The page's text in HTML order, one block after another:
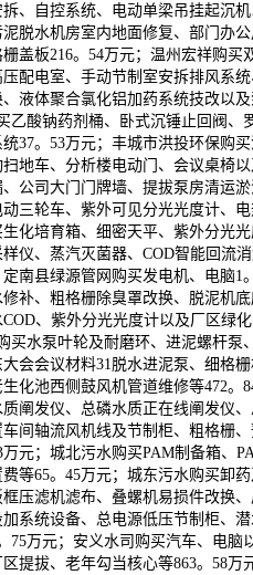
、自控系统、电动单梁吊挂起沉
脱水机房室内地面修复、部门办
盖板216。54万元；温州宏祥购买
配电室、手动节制室安拆排风系
液体聚合氯化铝加药系统技改以
乙酸钠药剂桶、卧式沉锤止回阀、
37。53万元；丰城市洪投环保购
地车、分析楼电动门、会议桌椅
公司大门门牌墙、提拔泵房清运
三轮车、紫外可见分光光度计、电
化培育箱、细密天平、紫外分光
仪、蒸汽灭菌器、COD智能回流
南县绿源管网购买发电机、电脑1
补、粗格栅除臭罩改换、脱泥机
、紫外分光光度计以及厂区绿
买水泵叶轮及耐磨环、进泥螺杆泵
会会议材料31脱水进泥泵、细格
化池西侧鼓风机管道维修等472。
阐发仪、总磷水质正在线阐发仪
间轴流风机线及节制柜、粗格栅
元；城北污水购买PAM制备箱、
等65。45万元；城东污水购买卸
压滤机滤布、叠螺机易损件改换
系统设备、总电源低压节制柜、
75万元；安义水司购买汽车、电脑
提拔、老年勾当核心等863。58万